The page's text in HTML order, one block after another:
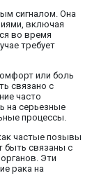
сигналом. Она
включая
во время
требует
или боль
связано с
часто
на серьезные
процессы.
частые позывы
быть связаны с
Эти
рака на